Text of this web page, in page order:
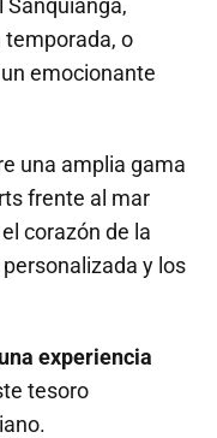
Sanquianga,
temporada, o
emocionante
una amplia gama
frente al mar
corazón de la
y los
experiencia
tesoro